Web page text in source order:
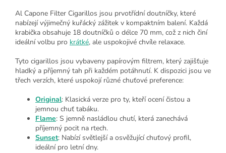
Al Capone Filter Cigarillos jsou prvotřídní doutníčky, které
nabízejí výjimečný kuřácký zážitek v kompaktním balení. Každá
krabička obsahuje 18 doutníčků o délce 70 mm, což z nich činí
ideální volbu pro krátké, ale uspokojivé chvíle relaxace.
Tyto cigarillos jsou vybaveny papírovým filtrem, který zajišťuje
hladký a příjemný tah při každém potáhnutí. K dispozici jsou ve
třech verzích, které uspokojí různé chuťové preference:
Original: Klasická verze pro ty, kteří ocení čistou a
jemnou chuť tabáku.
Flame: S jemně nasládlou chutí, která zanechává
příjemný pocit na rtech.
Sunset: Nabízí světlejší a osvěžující chuťový profil,
ideální pro letní dny.